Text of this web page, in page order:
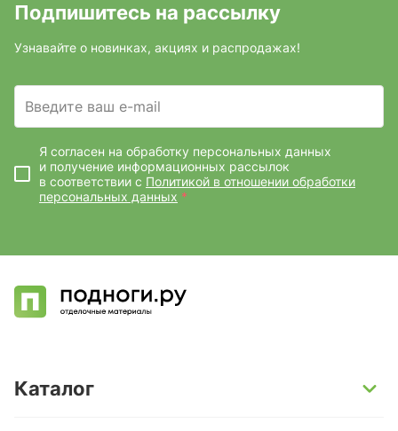
Подпишитесь на рассылку
Узнавайте о новинках, акциях и распродажах!
Введите ваш e-mail
Я согласен на обработку персональных данных
и получение информационных рассылок
в соответствии с Политикой в отношении обработки
персональных данных *
Каталог